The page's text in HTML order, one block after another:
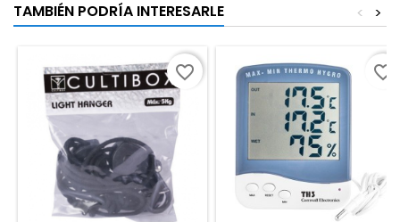
TAMBIÉN PODRÍA INTERESARLE >
<
favorite_border favorite_border